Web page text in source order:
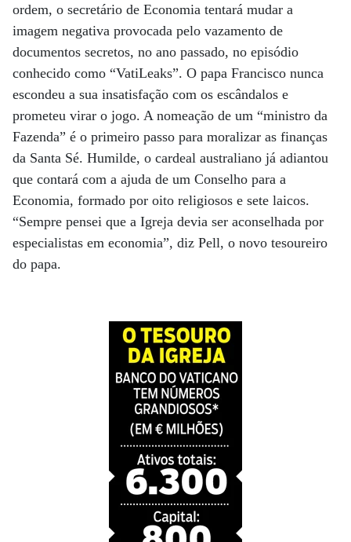
ordem, o secretário de Economia tentará mudar a
imagem negativa provocada pelo vazamento de
documentos secretos, no ano passado, no episódio
conhecido como “VatiLeaks”. O papa Francisco nunca
escondeu a sua insatisfação com os escândalos e
prometeu virar o jogo. A nomeação de um “ministro da
Fazenda” é o primeiro passo para moralizar as finanças
da Santa Sé. Humilde, o cardeal australiano já adiantou
que contará com a ajuda de um Conselho para a
Economia, formado por oito religiosos e sete laicos.
“Sempre pensei que a Igreja devia ser aconselhada por
especialistas em economia”, diz Pell, o novo tesoureiro
do papa.